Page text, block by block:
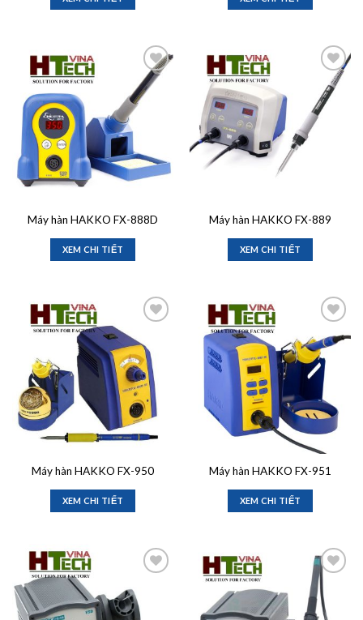
Add to
wishlist
Máy hàn HAKKO FX-888D
XEM CHI TIẾT
Add to
wishlist
Máy hàn HAKKO FX-889
XEM CHI TIẾT
wishlist
Máy hàn HAKKO FX-950
XEM CHI TIẾT
Add to
wishlist
Máy hàn HAKKO FX-951
XEM CHI TIẾT
wishlist
Add to
wishlist